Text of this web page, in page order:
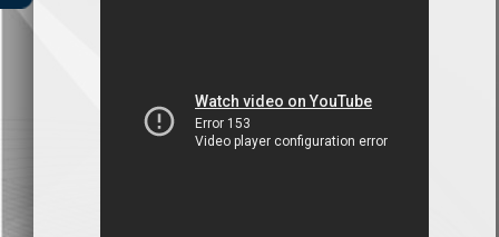
دعوة اجتماع هيئة عامة غير عادية
المصرف الدولي للتجارة والتمويل